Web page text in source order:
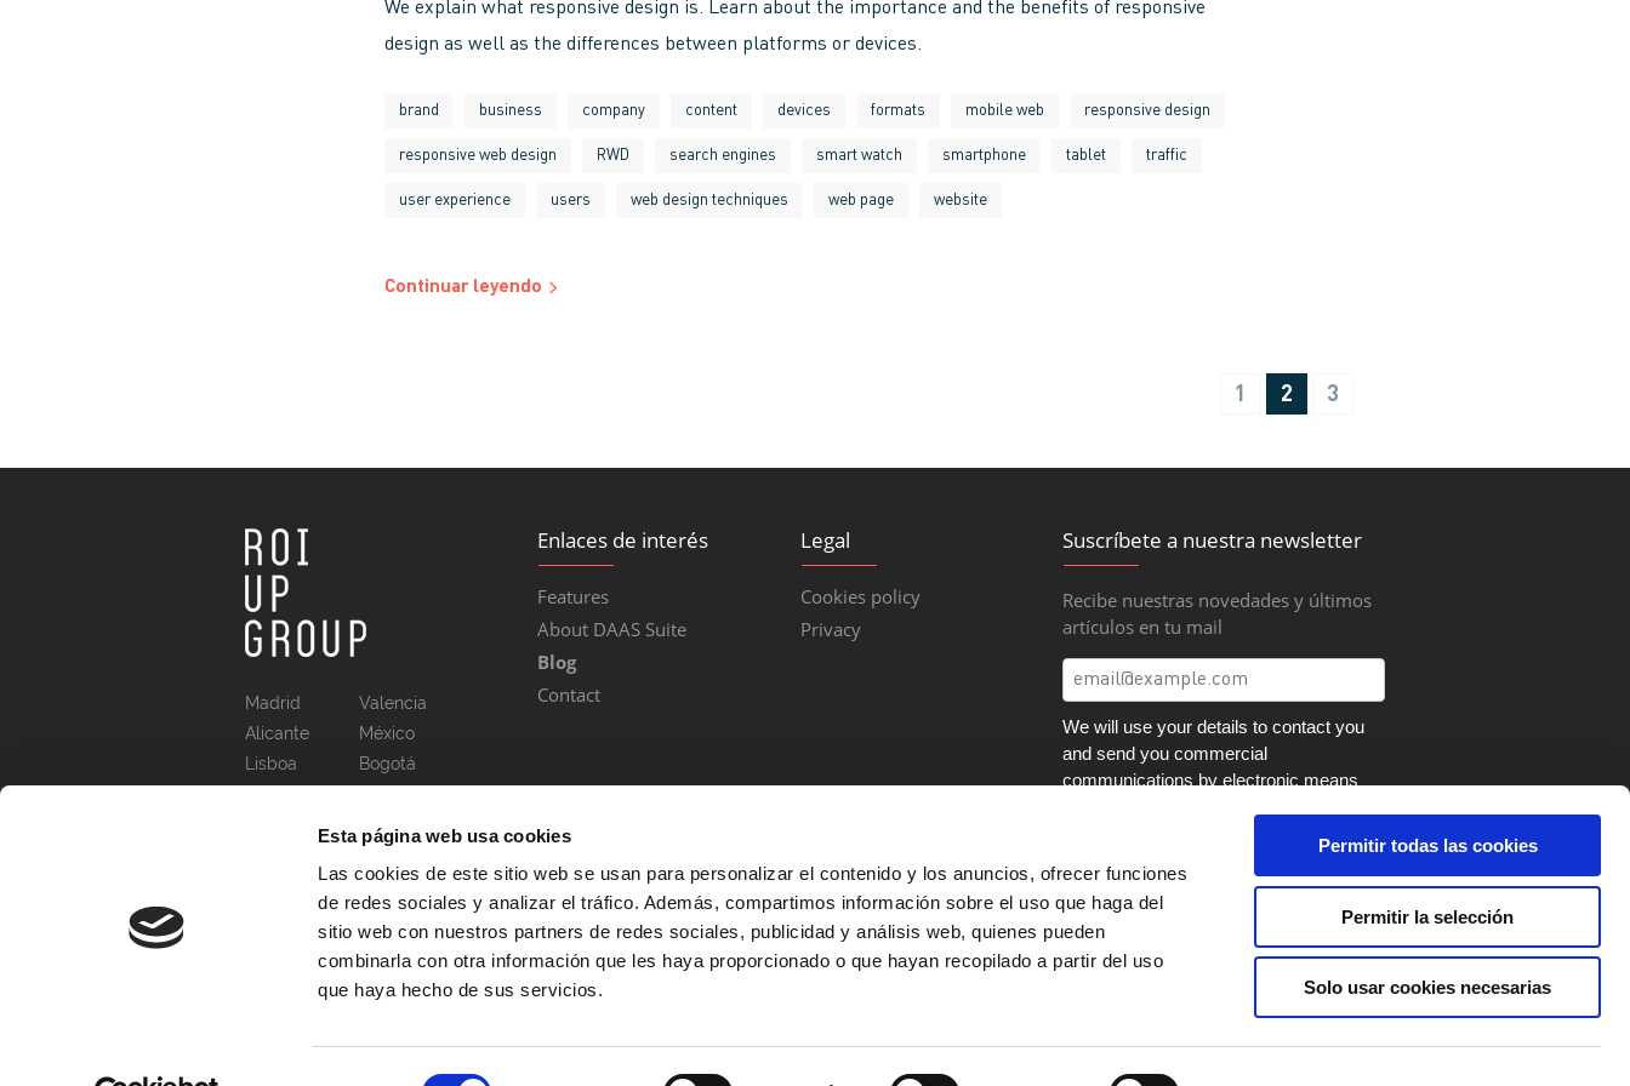
Esta página web usa cookies
Las cookies de este sitio web se usan para personalizar el contenido y los anuncios, ofrecer funciones
de redes sociales y analizar el tráfico. Además, compartimos información sobre el uso que haga del
sitio web con nuestros partners de redes sociales, publicidad y análisis web, quienes pueden
combinarla con otra información que les haya proporcionado o que hayan recopilado a partir del uso
que haya hecho de sus servicios.
Permitir todas las cookies
Permitir la selección
Solo usar cookies necesarias
We explain what responsive design is. Learn about the importance and the benefits of responsive
design as well as the differences between platforms or devices.
brand business company content devices formats mobile web responsive design
responsive web design RWD search engines smart watch smartphone tablet traffic
user experience users web design techniques web page website
Continuar leyendo
1 2 3
Madrid
Valencia
Alicante
México
Lisboa
Bogotá
Enlaces de interés
Features
About DAAS Suite
Blog
Contact
Legal
Cookies policy
Privacy
Suscríbete a nuestra newsletter
Recibe nuestras novedades y últimos
artículos en tu mail
We will use your details to contact you
and send you commercial
communications by electronic means
oppose and restrict the processing and
transferability of the data by writing to
Política de Privacidad